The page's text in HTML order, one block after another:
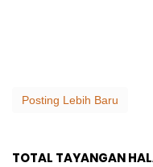
Posting Lebih Baru
TOTAL TAYANGAN